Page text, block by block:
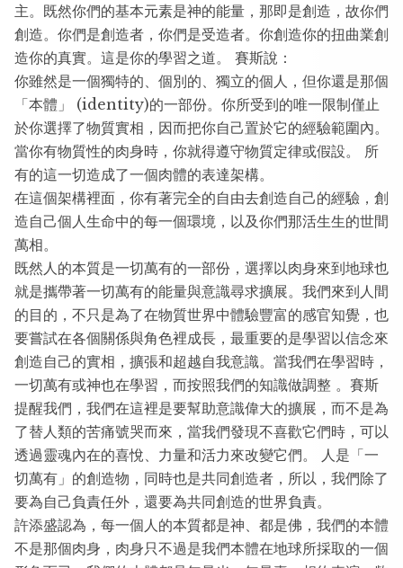
主。既然你們的基本元素是神的能量，那即是創造，故你們
創造。你們是創造者，你們是受造者。你創造你的扭曲業創
造你的真實。這是你的學習之道。 賽斯說：
你雖然是一個獨特的、個別的、獨立的個人，但你還是那個
「本體」 (identity)的一部份。你所受到的唯一限制僅止
於你選擇了物質實相，因而把你自己置於它的經驗範圍內。
當你有物質性的肉身時，你就得遵守物質定律或假設。 所
有的這一切造成了一個肉體的表達架構。
在這個架構裡面，你有著完全的自由去創造自己的經驗，創
造自己個人生命中的每一個環境，以及你們那活生生的世間
萬相。
既然人的本質是一切萬有的一部份，選擇以肉身來到地球也
就是攜帶著一切萬有的能量與意識尋求擴展。我們來到人間
的目的，不只是為了在物質世界中體驗豐富的感官知覺，也
要嘗試在各個關係與角色裡成長，最重要的是學習以信念來
創造自己的實相，擴張和超越自我意識。當我們在學習時，
一切萬有或神也在學習，而按照我們的知識做調整 。賽斯
提醒我們，我們在這裡是要幫助意識偉大的擴展，而不是為
了替人類的苦痛號哭而來，當我們發現不喜歡它們時，可以
透過靈魂內在的喜悅、力量和活力來改變它們。 人是「一
切萬有」的創造物，同時也是共同創造者，所以，我們除了
要為自己負責任外，還要為共同創造的世界負責。
許添盛認為，每一個人的本質都是神、都是佛，我們的本體
不是那個肉身，肉身只不過是我們本體在地球所採取的一個